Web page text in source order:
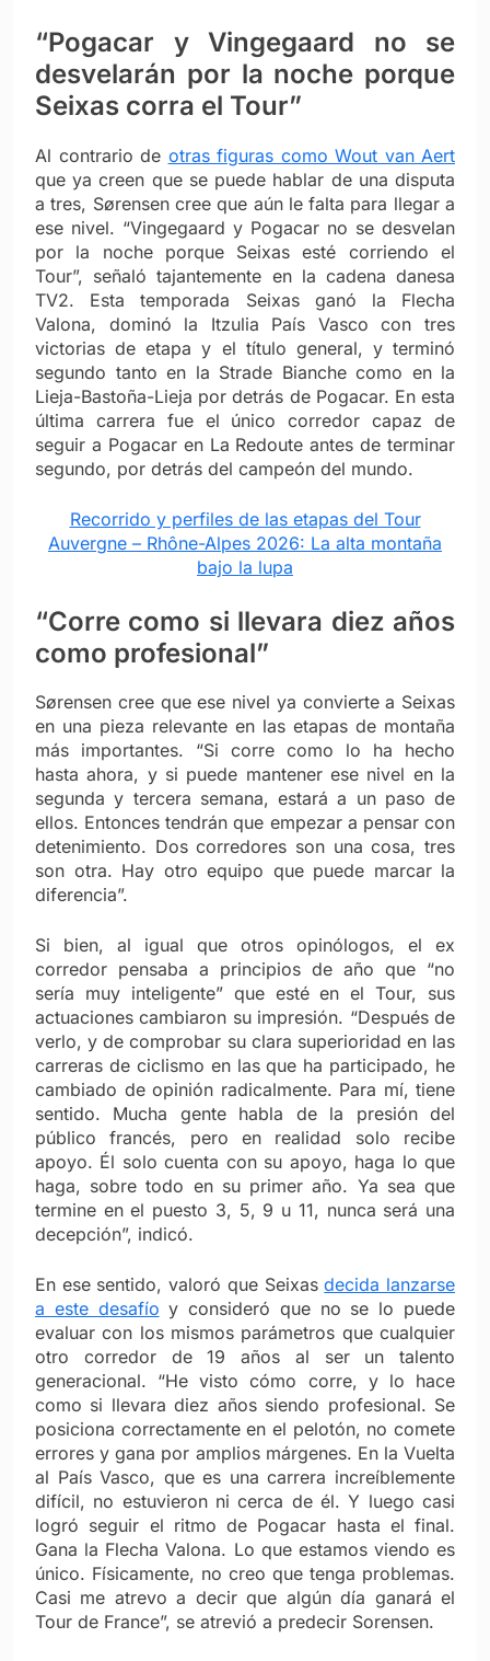
“Pogacar y Vingegaard no se
desvelarán por la noche porque
Seixas corra el Tour”
Al contrario de otras figuras como Wout van Aert
que ya creen que se puede hablar de una disputa
a tres, Sørensen cree que aún le falta para llegar a
ese nivel. “Vingegaard y Pogacar no se desvelan
por la noche porque Seixas esté corriendo el
Tour”, señaló tajantemente en la cadena danesa
TV2. Esta temporada Seixas ganó la Flecha
Valona, ​​dominó la Itzulia País Vasco con tres
victorias de etapa y el título general, y terminó
segundo tanto en la Strade Bianche como en la
Lieja-Bastoña-Lieja por detrás de Pogacar. En esta
última carrera fue el único corredor capaz de
seguir a Pogacar en La Redoute antes de terminar
segundo, por detrás del campeón del mundo.
Recorrido y perfiles de las etapas del Tour
Auvergne – Rhône-Alpes 2026: La alta montaña
bajo la lupa
“Corre como si llevara diez años
como profesional”
Sørensen cree que ese nivel ya convierte a Seixas
en una pieza relevante en las etapas de montaña
más importantes. “Si corre como lo ha hecho
hasta ahora, y si puede mantener ese nivel en la
segunda y tercera semana, estará a un paso de
ellos. Entonces tendrán que empezar a pensar con
detenimiento. Dos corredores son una cosa, tres
son otra. Hay otro equipo que puede marcar la
diferencia”.
Si bien, al igual que otros opinólogos, el ex
corredor pensaba a principios de año que “no
sería muy inteligente” que esté en el Tour, sus
actuaciones cambiaron su impresión. “Después de
verlo, y de comprobar su clara superioridad en las
carreras de ciclismo en las que ha participado, he
cambiado de opinión radicalmente. Para mí, tiene
sentido. Mucha gente habla de la presión del
público francés, pero en realidad solo recibe
apoyo. Él solo cuenta con su apoyo, haga lo que
haga, sobre todo en su primer año. Ya sea que
termine en el puesto 3, 5, 9 u 11, nunca será una
decepción”, indicó.
En ese sentido, valoró que Seixasdecida lanzarse
a este desafío y consideró que no se lo puede
evaluar con los mismos parámetros que cualquier
otro corredor de 19 años al ser un talento
generacional. “He visto cómo corre, y lo hace
como si llevara diez años siendo profesional. Se
posiciona correctamente en el pelotón, no comete
errores y gana por amplios márgenes. En la Vuelta
al País Vasco, que es una carrera increíblemente
difícil, no estuvieron ni cerca de él. Y luego casi
logró seguir el ritmo de Pogacar hasta el final.
Gana la Flecha Valona. Lo que estamos viendo es
único. Físicamente, no creo que tenga problemas.
Casi me atrevo a decir que algún día ganará el
Tour de France”, se atrevió a predecir Sorensen.